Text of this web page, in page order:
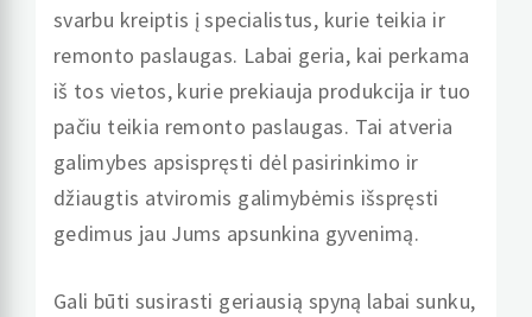
svarbu kreiptis į specialistus, kurie teikia ir
remonto paslaugas. Labai geria, kai perkama
iš tos vietos, kurie prekiauja produkcija ir tuo
pačiu teikia remonto paslaugas. Tai atveria
galimybes apsispręsti dėl pasirinkimo ir
džiaugtis atviromis galimybėmis išspręsti
gedimus jau Jums apsunkina gyvenimą.
Gali būti susirasti geriausią spyną labai sunku,